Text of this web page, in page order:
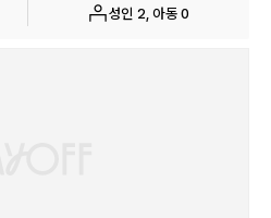
성인 2, 아동 0